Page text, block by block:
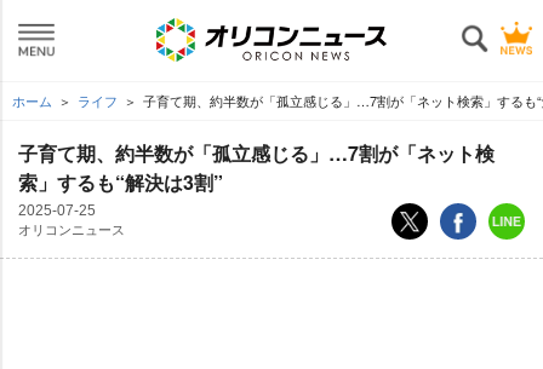
ホーム ライフ 子育て期、約半数が「孤立感じる」…7割が「ネット検索」するも
子育て期、約半数が「孤立感じる」…7割が「ネット検
索」するも“解決は3割”
2025-07-25
オリコンニュース